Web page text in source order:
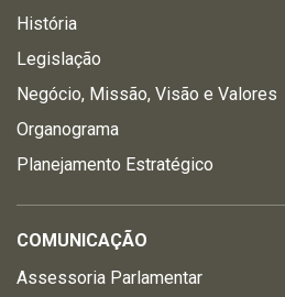
História
Legislação
Negócio, Missão, Visão e Valores
Organograma
Planejamento Estratégico
COMUNICAÇÃO
Assessoria Parlamentar